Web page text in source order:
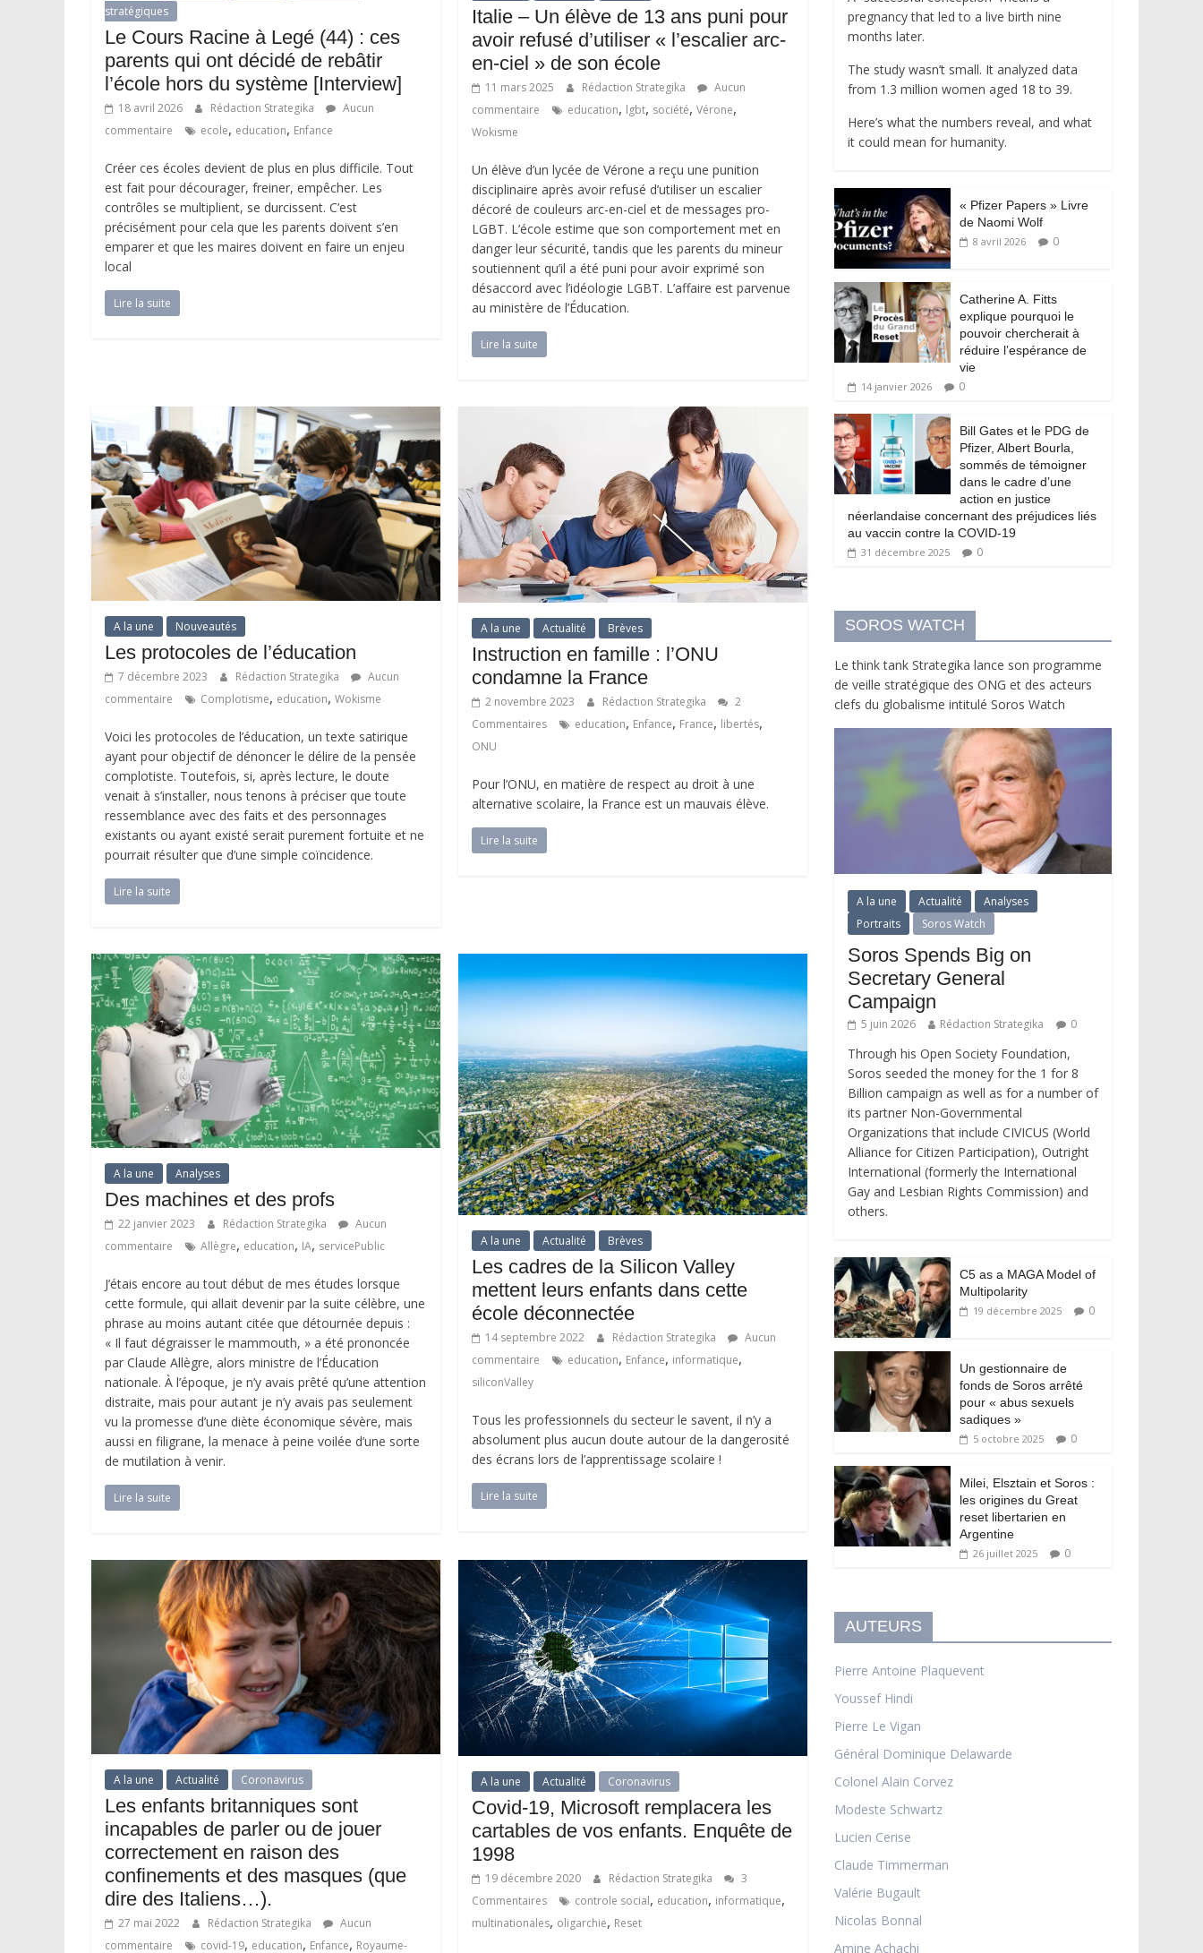
stratégiques
Le Cours Racine à Legé (44) : ces
parents qui ont décidé de rebâtir
l’école hors du système [Interview]
18 avril 2026 Rédaction Strategika
Aucun
commentaire
ecole, education, Enfance
Créer ces écoles devient de plus en plus difficile. Tout
est fait pour décourager, freiner, empêcher. Les
contrôles se multiplient, se durcissent. C’est
précisément pour cela que les parents doivent s’en
emparer et que les maires doivent en faire un enjeu
local
Lire la suite
Italie – Un élève de 13 ans puni pour
avoir refusé d’utiliser « l’escalier arc-
en-ciel » de son école
11 mars 2025 Rédaction Strategika
Aucun
commentaire
education, lgbt, société,Vérone,
Wokisme
Un élève d’un lycée de Vérone a reçu une punition
disciplinaire après avoir refusé d’utiliser un escalier
décoré de couleurs arc-en-ciel et de messages pro-
LGBT. L’école estime que son comportement met en
danger leur sécurité, tandis que les parents du mineur
soutiennent qu’il a été puni pour avoir exprimé son
désaccord avec l’idéologie LGBT. L’affaire est parvenue
au ministère de l’Éducation.
Lire la suite
A la une Nouveautés
Les protocoles de l’éducation
7 décembre 2023 Rédaction Strategika
Aucun
commentaire
Complotisme, education, Wokisme
Voici les protocoles de l’éducation, un texte satirique
ayant pour objectif de dénoncer le délire de la pensée
complotiste. Toutefois, si, après lecture, le doute
venait à s’installer, nous tenons à préciser que toute
ressemblance avec des faits et des personnages
existants ou ayant existé serait purement fortuite et ne
pourrait résulter que d’une simple coïncidence.
Lire la suite
A la une Actualité Brèves
Instruction en famille : l’ONU
condamne la France
2 novembre 2023 Rédaction Strategika
2
Commentaires
education, Enfance, France, libertés,
ONU
Pour l’ONU, en matière de respect au droit à une
alternative scolaire, la France est un mauvais élève.
Lire la suite
A la une Analyses
Des machines et des profs
22 janvier 2023 Rédaction Strategika
Aucun
commentaire
Allègre, education, IA, servicePublic
J’étais encore au tout début de mes études lorsque
cette formule, qui allait devenir par la suite célèbre, une
phrase au moins autant citée que détournée depuis :
« Il faut dégraisser le mammouth, » a été prononcée
par Claude Allègre, alors ministre de l’Éducation
nationale. À l’époque, je n’y avais prêté qu’une attention
distraite, mais pour autant je n’y avais pas seulement
vu la promesse d’une diète économique sévère, mais
aussi en filigrane, la menace à peine voilée d’une sorte
de mutilation à venir.
Lire la suite
A la une Actualité Brèves
Les cadres de la Silicon Valley
mettent leurs enfants dans cette
école déconnectée
14 septembre 2022 Rédaction Strategika
Aucun
commentaire
education, Enfance, informatique,
siliconValley
Tous les professionnels du secteur le savent, il n’y a
absolument plus aucun doute autour de la dangerosité
des écrans lors de l’apprentissage scolaire !
Lire la suite
A la une Actualité Coronavirus
Les enfants britanniques sont
incapables de parler ou de jouer
correctement en raison des
confinements et des masques (que
dire des Italiens…).
27 mai 2022 Rédaction Strategika
Aucun
commentaire
covid-19, education, Enfance, Royaume-
A la une Actualité Coronavirus
Covid-19, Microsoft remplacera les
cartables de vos enfants. Enquête de
1998
19 décembre 2020 Rédaction Strategika
3
Commentaires
controle social, education, informatique,
multinationales, oligarchie, Reset
pregnancy that led to a live birth nine
months later.
The study wasn’t small. It analyzed data
from 1.3 million women aged 18 to 39.
Here’s what the numbers reveal, and what
it could mean for humanity.
« Pfizer Papers » Livre
de Naomi Wolf
8 avril 2026 0
Catherine A. Fitts
explique pourquoi le
pouvoir chercherait à
réduire l’espérance de
vie
14 janvier 2026 0
Bill Gates et le PDG de
Pfizer, Albert Bourla,
sommés de témoigner
dans le cadre d’une
action en justice
néerlandaise concernant des préjudices liés
au vaccin contre la COVID-19
31 décembre 2025 0
SOROS WATCH
Le think tank Strategika lance son programme
de veille stratégique des ONG et des acteurs
clefs du globalisme intitulé Soros Watch
A la une Actualité
Analyses
Portraits
Soros Watch
Soros Spends Big on
Secretary General
Campaign
5 juin 2026 Rédaction Strategika 0
Through his Open Society Foundation,
Soros seeded the money for the 1 for 8
Billion campaign as well as for a number of
its partner Non-Governmental
Organizations that include CIVICUS (World
Alliance for Citizen Participation), Outright
International (formerly the International
Gay and Lesbian Rights Commission) and
others.
C5 as a MAGA Model of
Multipolarity
19 décembre 2025 0
Un gestionnaire de
fonds de Soros arrêté
pour « abus sexuels
sadiques »
5 octobre 2025 0
Milei, Elsztain et Soros :
les origines du Great
reset libertarien en
Argentine
26 juillet 2025 0
AUTEURS
Pierre Antoine Plaquevent
Youssef Hindi
Pierre Le Vigan
Général Dominique Delawarde
Colonel Alain Corvez
Modeste Schwartz
Lucien Cerise
Claude Timmerman
Valérie Bugault
Nicolas Bonnal
Amine Achachi